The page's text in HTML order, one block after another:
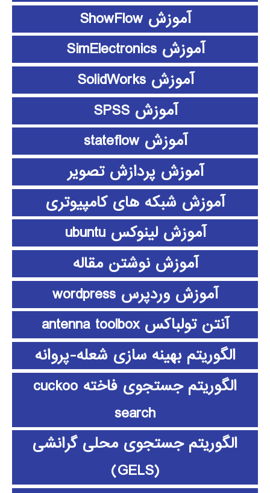
آموزش ShowFlow
آموزش SimElectronics
آموزش SolidWorks
آموزش SPSS
آموزش stateflow
آموزش پردازش تصویر
آموزش شبکه های کامپیوتری
آموزش لینوکس ubuntu
آموزش نوشتن مقاله
آموزش وردپرس wordpress
آنتن تولباکس antenna toolbox
الگوریتم بهینه سازی شعله-پروانه
الگوریتم جستجوی فاخته cuckoo
search
الگوریتم جستجوی محلی گرانشی
(GELS)